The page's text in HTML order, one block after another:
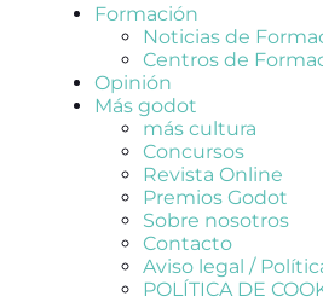
Formación
Noticias de
Centros de
Opinión
Más godot
más cultura
Concursos
Revista Online
Premios Godot
Sobre nosotros
Contacto
Aviso legal /
POLÍTICA DE